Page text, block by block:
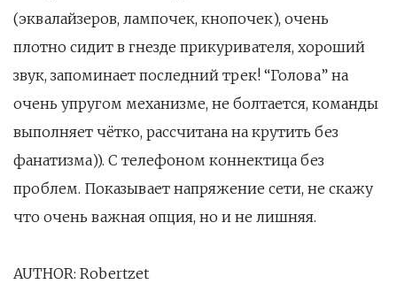
(эквалайзеров, лампочек, кнопочек), очень
плотно сидит в гнезде прикуривателя, хороший
звук, запоминает последний трек! “Голова” на
очень упругом механизме, не болтается, команды
выполняет чётко, рассчитана на крутить без
фанатизма)). С телефоном коннектица без
проблем. Показывает напряжение сети, не скажу
что очень важная опция, но и не лишняя.
AUTHOR: Robertzet